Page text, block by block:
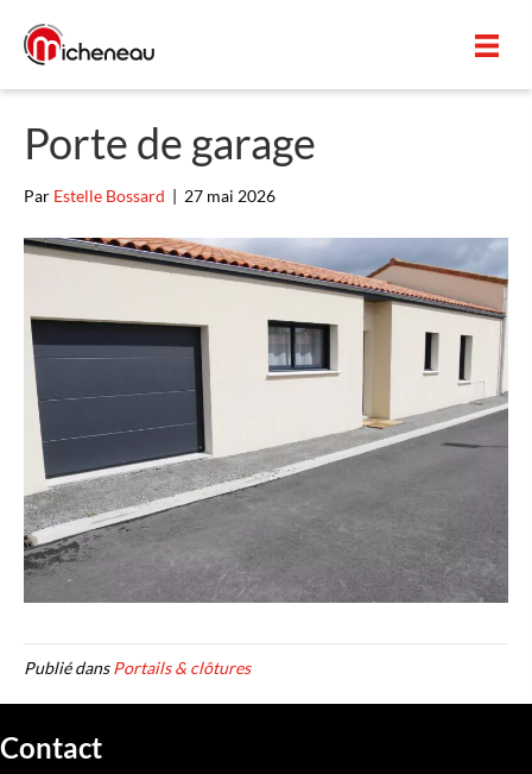
Porte de garage
Par Estelle Bossard | 27 mai 2026
Publié dansPortails & clôtures
Contact